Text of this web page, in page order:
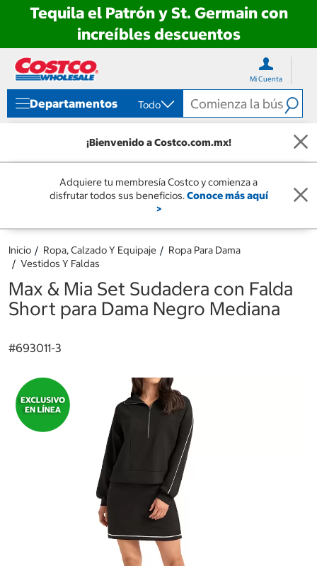
Tequila el Patrón y St. Germain con
increíbles descuentos
directo
contenido
directo
menú
navegación
Mi Cuenta
Departamentos Todo
¡Bienvenido a Costco.com.mx!
Adquiere tu membresía Costco y comienza a
disfrutar todos sus beneficios.Conoce más aquí
>
Inicio Ropa, Calzado Y Equipaje
Ropa Para Dama
Vestidos Y Faldas
Max & Mia Set Sudadera con Falda
Short para Dama Negro Mediana
#693011-3